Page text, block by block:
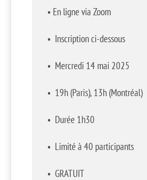
• En ligne via Zoom
• Inscription ci-dessous
• Mercredi 14 mai 2025
• 19h (Paris), 13h (Montréal)
• Durée 1h30
• Limité à 40 participants
• GRATUIT